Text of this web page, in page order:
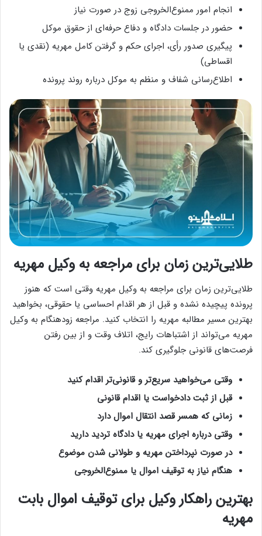
انجام امور ممنوع‌الخروجی زوج در صورت نیاز
حضور در جلسات دادگاه و دفاع حرفه‌ای از حقوق موکل
پیگیری صدور رأی، اجرای حکم و گرفتن کامل مهریه (نقدی یا
اقساطی)
اطلاع‌رسانی شفاف و منظم به موکل درباره روند پرونده
طلایی‌ترین زمان برای مراجعه به وکیل مهریه
طلایی‌ترین زمان برای مراجعه به وکیل مهریه وقتی است که هنوز
پرونده پیچیده نشده و قبل از هر اقدام احساسی یا حقوقی، بخواهید
بهترین مسیر مطالبه مهریه را انتخاب کنید. مراجعه زودهنگام به وکیل
مهریه می‌تواند از اشتباهات رایج، اتلاف وقت و از بین رفتن
فرصت‌های قانونی جلوگیری کند.
وقتی می‌خواهید سریع‌تر و قانونی‌تر اقدام کنید
قبل از ثبت دادخواست یا اقدام قانونی
زمانی که همسر قصد انتقال اموال دارد
وقتی درباره اجرای مهریه یا دادگاه تردید دارید
در صورت نپرداختن مهریه و طولانی شدن موضوع
هنگام نیاز به توقیف اموال یا ممنوع‌الخروجی
بهترین راهکار وکیل برای توقیف اموال بابت
مهریه